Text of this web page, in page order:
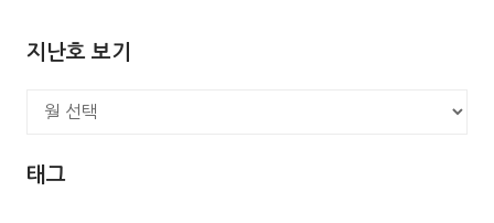
지난호 보기
호
태그